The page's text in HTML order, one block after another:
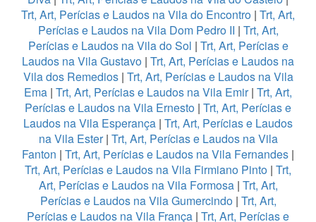
Trt, Art, Perícias e Laudos na Vila do Encontro | Trt, Art,
Perícias e Laudos na Vila Dom Pedro II | Trt, Art,
Perícias e Laudos na Vila do Sol | Trt, Art, Perícias e
Laudos na Vila Gustavo | Trt, Art, Perícias e Laudos na
Vila dos Remedios| Trt, Art, Perícias e Laudos na Vila
Ema | Trt, Art, Perícias e Laudos na Vila Emir| Trt, Art,
Perícias e Laudos na Vila Ernesto | Trt, Art, Perícias e
Laudos na Vila Esperança | Trt, Art, Perícias e Laudos
na Vila Ester| Trt, Art, Perícias e Laudos na Vila
Fanton | Trt, Art, Perícias e Laudos na Vila Fernandes |
Trt, Art, Perícias e Laudos na Vila Firmiano Pinto | Trt,
Art, Perícias e Laudos na Vila Formosa| Trt, Art,
Perícias e Laudos na Vila Gumercindo| Trt, Art,
Perícias e Laudos na Vila França | Trt, Art, Perícias e